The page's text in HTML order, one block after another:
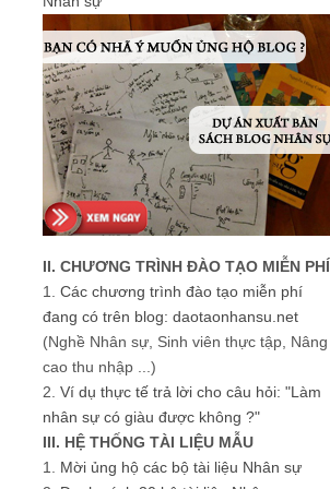
II. CHƯƠNG TRÌNH ĐÀO TẠO MIỄN PHÍ
1. Các chương trình đào tạo miễn phí
đang có trên blog: daotaonhansu.net
(Nghề Nhân sự, Sinh viên thực tập, Nâng
cao thu nhập ...)
2. Ví dụ thực tế trả lời cho câu hỏi: "Làm
nhân sự có giàu được không ?"
III. HỆ THỐNG TÀI LIỆU MẪU
1. Mời ủng hộ các bộ tài liệu Nhân sự